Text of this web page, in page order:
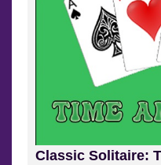
Classic Solitaire: